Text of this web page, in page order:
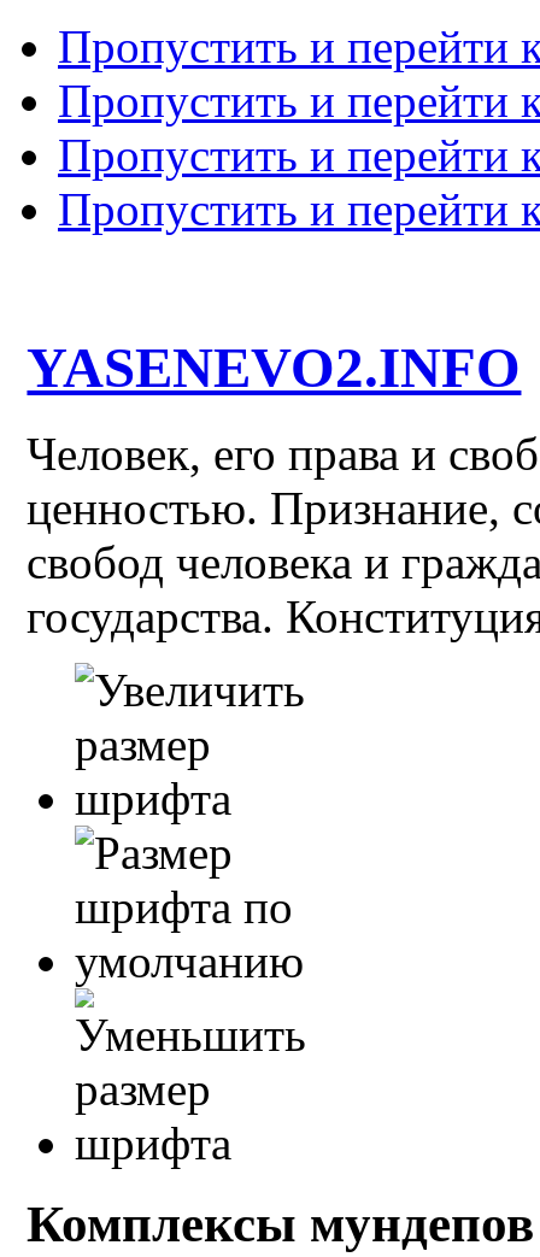
Пропустить и перейти
Пропустить и перейти
Пропустить и перейти
Пропустить и перейти
YASENEVO2.INFO
Человек, его права и
ценностью. Признание,
свобод человека и
государства.
Комплексы